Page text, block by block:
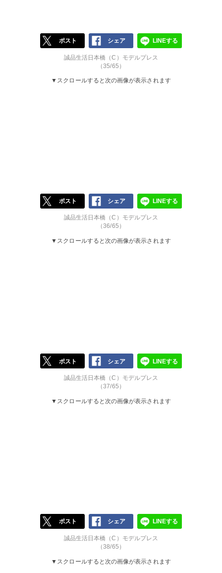
ポスト シェア LINEする
誠品生活日本橋（C）モデルプレス
（35/65）
▼スクロールすると次の画像が表示されます
ポスト シェア LINEする
誠品生活日本橋（C）モデルプレス
（36/65）
▼スクロールすると次の画像が表示されます
ポスト シェア LINEする
誠品生活日本橋（C）モデルプレス
（37/65）
▼スクロールすると次の画像が表示されます
ポスト シェア LINEする
誠品生活日本橋（C）モデルプレス
（38/65）
▼スクロールすると次の画像が表示されます